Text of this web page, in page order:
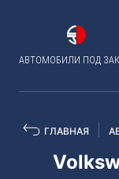
АВТОМОБИЛИ ПОД
ГЛАВНАЯ